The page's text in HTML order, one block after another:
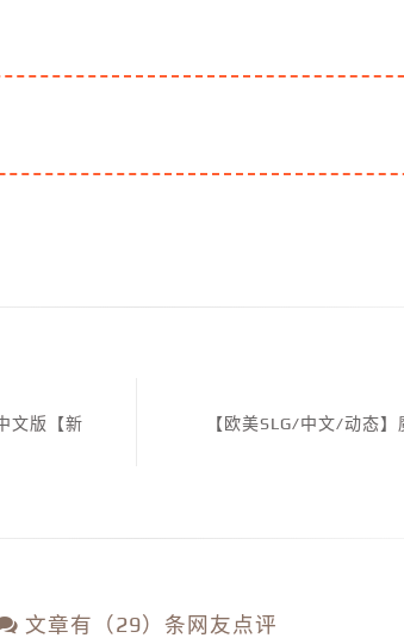
文版【新
【欧美SLG/中文/动态
文章有（29）条网友点评